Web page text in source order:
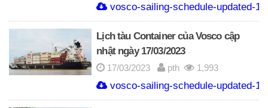
vosco-sailing-schedule-updated-
Lịch tàu Container của Vosco cập
nhật ngày 17/03/2023
17/03/2023 pth 1,993
vosco-sailing-schedule-updated-